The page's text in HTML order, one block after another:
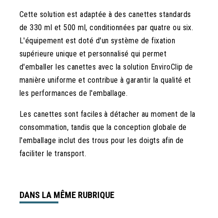
Cette solution est adaptée à des canettes standards
de 330 ml et 500 ml, conditionnées par quatre ou six.
L'équipement est doté d'un système de fixation
supérieure unique et personnalisé qui permet
d'emballer les canettes avec la solution EnviroClip de
manière uniforme et contribue à garantir la qualité et
les performances de l'emballage.
Les canettes sont faciles à détacher au moment de la
consommation, tandis que la conception globale de
l'emballage inclut des trous pour les doigts afin de
faciliter le transport.
DANS LA MÊME RUBRIQUE